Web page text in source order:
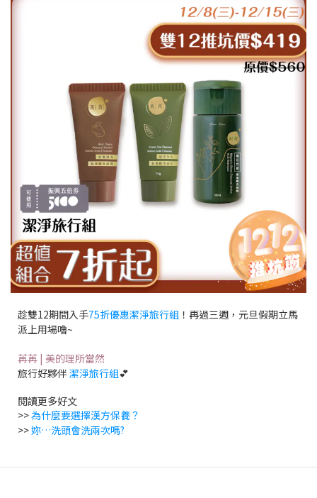
趁雙12期間入手75折優惠潔淨旅行組 ！再過三週，元旦假期立馬
派上用場嚕~
苒苒 | 美的理所當然
旅行好夥伴潔淨旅行組💕
閱讀更多好文
>>為什麼要選擇漢方保養？
>>妳…洗頭會洗兩次嗎?